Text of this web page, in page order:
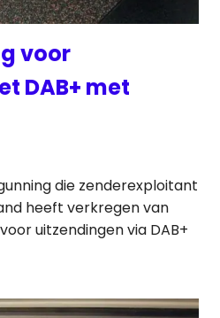
voor
DAB+ met
die zenderexploitant
heeft verkregen van
uitzendingen via DAB+